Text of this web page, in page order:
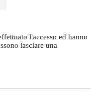
l'accesso ed hanno
lasciare una